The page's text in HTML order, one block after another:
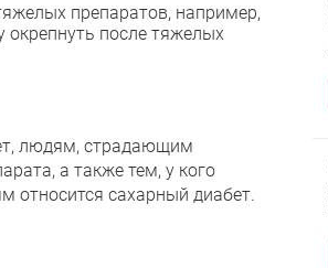
препаратов, например,
после тяжелых
людям, страдающим
а также тем, у кого
относится сахарный диабет.